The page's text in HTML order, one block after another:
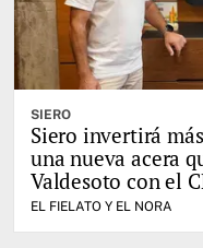
SIERO
Siero invertirá
una nueva acera
Valdesoto con el
EL FIELATO Y EL NORA